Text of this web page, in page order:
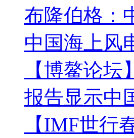
布隆伯格：
中国海上风
【博鳌论
报告显示中
【IMF世行